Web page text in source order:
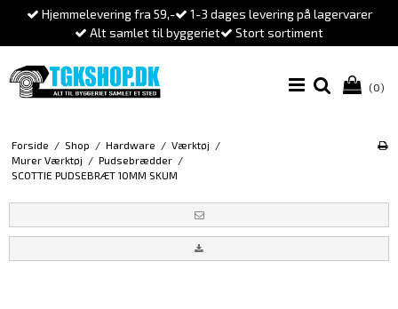
Hjemmelevering fra 59,-
1-3 dages levering på lagervarer
Alt samlet til byggeriet
Stort sortiment
(0)
Forside / Shop / Hardware / Værktøj /
Murer Værktøj / Pudsebrædder /
SCOTTIE PUDSEBRÆT 10MM SKUM